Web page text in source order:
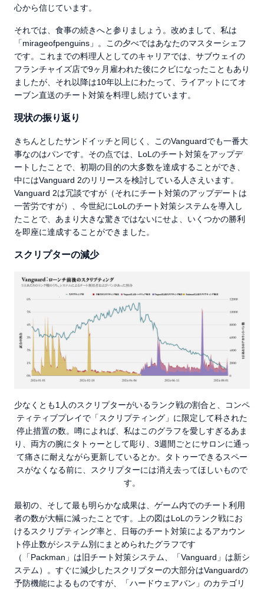
心から信じています。
それでは、食事の続きへと参りましょう。改めまして、私は
「mirageofpenguins」。この夕べではあなたのマスターシェフ
です。これまでの料理人としてのキャリアでは、サブウェイの
フランチャイズ店で9ヶ月雇われた後にクビになったこともあり
ましたが、それ以降は10年以上にわたって、ライアットにてオ
ーブン直送のチート対策を料理し続けています。
現状の振り返り
きちんとしたサンドイッチと同じく、このVanguardでも一番大
事なのはパンです。その点では、LoLのチート対策をアップデ
ートしたことで、初期の目的の大多数を達成することができ、
中にはVanguard 2のリリースを検討している人さえいます。
Vanguard 2は冗談ですが（それにチート対策のアップデートは
一苦労ですが）、今世紀にLoLのチート対策システムを導入し
たことで、あまり大きな驚きではないにせよ、いくつかの勝利
を即座に達成することができました。
スクリプターの減少
少なくとも1人のスクリプターがいるランク戦の割合と、コンペ
ティティブプレイで「スクリプティング」に限定して科された
停止措置の数。噂によれば、私はこのグラフを愛しすぎるあま
り、両方の腕にタトゥーとして彫り、3週間ごとにサロンに通っ
て痛さに耐えながら更新しているとか。タトゥーできるスペー
スがなくなる前に、スクリプターには消え去ってほしいもので
す。
最初の、そして最も明らかな成果は、ゲーム内でのチート利用
者の数が大幅に減ったことです。上の図はLoLのランク戦にお
けるスクリプティング率と、日毎のチート対策によるアカウン
ト停止数がシステム別にまとめられたグラフです
（「Packman」は旧チート対策システム、「Vanguard」は新シ
ステム）。すぐに減少したスクリプターの大部分はVanguardの
予防機能によるものですが、「ハードウェアバン」のカテゴリ